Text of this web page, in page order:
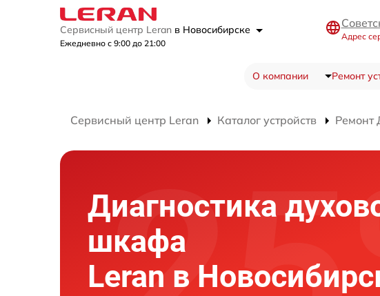
Сервисный центр Leran в Новосибирске
Ежедневно с 9:00 до 21:00
Адрес
О компании Ремонт
Сервисный центр Leran Каталог устройств Ремонт
Диагностика
шкафа
Leran в